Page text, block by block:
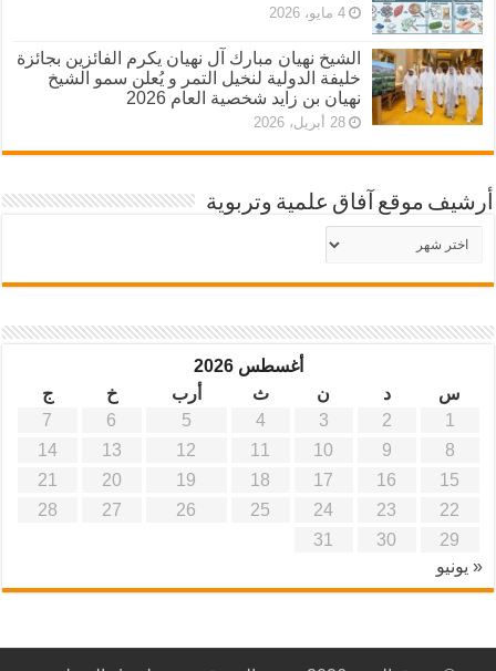
4 مايو، 2026
الشيخ نهيان مبارك آل نهيان يكرم الفائزين بجائزة
خليفة الدولية لنخيل التمر و يُعلن سمو الشيخ
نهيان بن زايد شخصية العام 2026
28 أبريل، 2026
أرشيف موقع آفاق علمية وتربوية
أرشيف
موقع
آفاق
أغسطس 2026
س
د ن ث أرب خ
ج
1
2
3
4
5
6
7
8
9
10
11
12
13
14
15
16
17
18
19
20
21
22
23
24
25
26
27
28
29
30
31
« يونيو